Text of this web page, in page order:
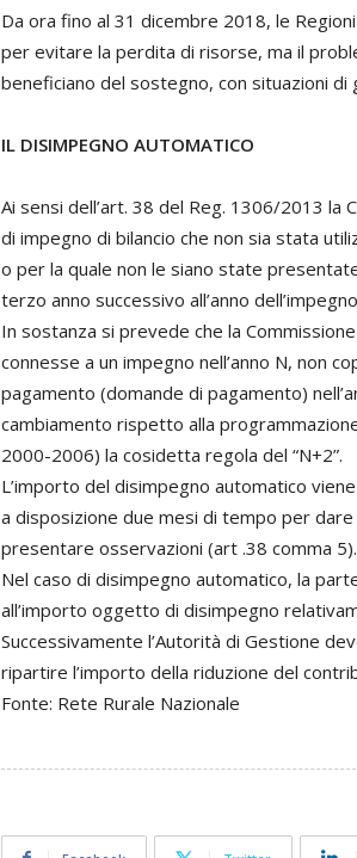
Da ora fino al 31 dicembre 2018, le
per evitare la perdita di risorse, ma il
beneficiano del sostegno, con situazioni di
IL DISIMPEGNO AUTOMATICO
Ai sensi dell’art. 38 del Reg. 1306/2013
di impegno di bilancio che non sia stata
o per la quale non le siano state
terzo anno successivo all’anno
In sostanza si prevede che la
connesse a un impegno nell’anno N, non
pagamento (domande di pagamento)
cambiamento rispetto alla
2000-2006) la cosidetta regola del “N+2”.
L’importo del disimpegno automatico
a disposizione due mesi di tempo per
presentare osservazioni (art .38 comma 5).
Nel caso di disimpegno automatico, la
all’importo oggetto di disimpegno
Successivamente l’Autorità di Gestione
ripartire l’importo della riduzione del
Fonte: Rete Rurale Nazionale